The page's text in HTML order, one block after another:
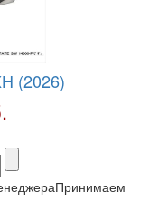
(2026)